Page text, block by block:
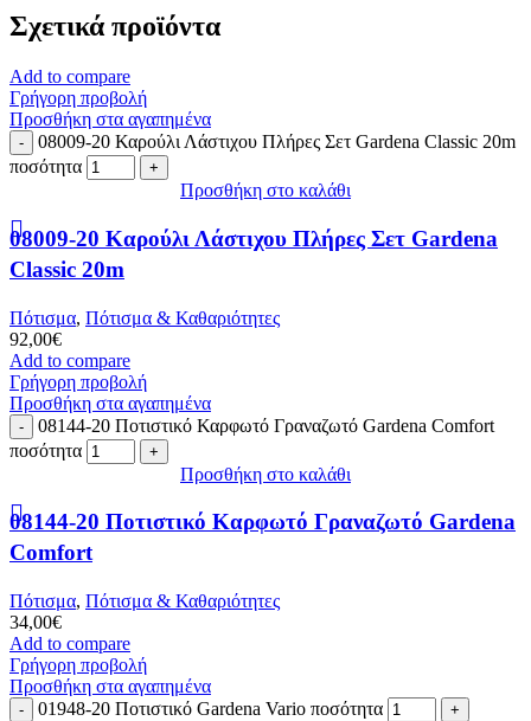
Σχετικά προϊόντα
Add to compare
Γρήγορη προβολή
Προσθήκη στα αγαπημένα
08009-20 Καρούλι Λάστιχου Πλήρες Σετ Gardena Classic 20m
ποσότητα
Προσθήκη στο καλάθι
08009-20 Καρούλι Λάστιχου Πλήρες Σετ Gardena
Classic 20m
Πότισμα, Πότισμα & Καθαριότητες
92,00€
Add to compare
Γρήγορη προβολή
Προσθήκη στα αγαπημένα
08144-20 Ποτιστικό Καρφωτό Γραναζωτό Gardena Comfort
ποσότητα
Προσθήκη στο καλάθι
08144-20 Ποτιστικό Καρφωτό Γραναζωτό Gardena
Comfort
Πότισμα, Πότισμα & Καθαριότητες
34,00€
Add to compare
Γρήγορη προβολή
Προσθήκη στα αγαπημένα
01948-20 Ποτιστικό Gardena Vario ποσότητα